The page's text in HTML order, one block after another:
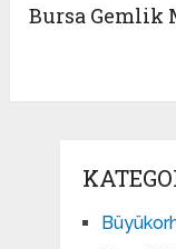
Bursa Gemlik